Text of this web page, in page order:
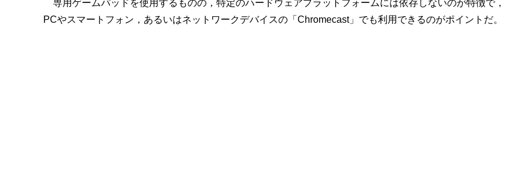
専用ゲームパッドを使用するものの，特定のハードウェアプラットフォームには依存しないのが特徴で，
PCやスマートフォン，あるいはネットワークデバイスの「Chromecast」でも利用できるのがポイントだ。